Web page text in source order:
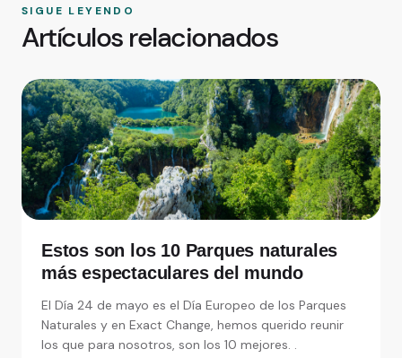
SIGUE LEYENDO
Artículos relacionados
Estos son los 10 Parques naturales
más espectaculares del mundo
El Día 24 de mayo es el Día Europeo de los Parques
Naturales y en Exact Change, hemos querido reunir
los que para nosotros, son los 10 mejores. .